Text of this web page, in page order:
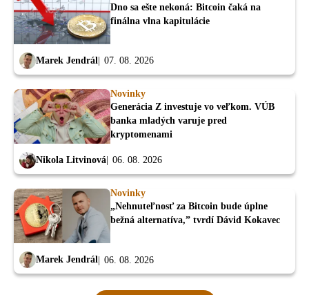
Dno sa ešte nekoná: Bitcoin čaká na
finálna vlna kapitulácie
Marek Jendrál 07. 08. 2026
Novinky
Generácia Z investuje vo veľkom. VÚB
banka mladých varuje pred
kryptomenami
Nikola Litvinová 06. 08. 2026
Novinky
„Nehnuteľnosť za Bitcoin bude úplne
bežná alternatíva,” tvrdí Dávid Kokavec
Marek Jendrál 06. 08. 2026